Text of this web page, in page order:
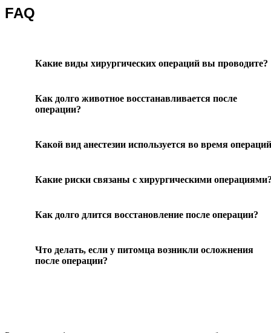
FAQ
Какие виды хирургических операций вы проводите?
Как долго животное восстанавливается после
операции?
Какой вид анестезии используется во время
Какие риски связаны с хирургическими
Как долго длится восстановление после операции?
Что делать, если у питомца возникли осложнения
после операции?